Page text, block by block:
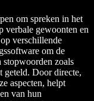
om spreken in het
verbale gewoonten en
verschillende
om de
stopwoorden zoals
Door directe,
aspecten, helpt
van hun